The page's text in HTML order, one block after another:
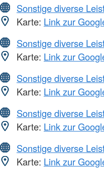
Sonstige diverse
Karte: Link zur
Sonstige diverse
Karte: Link zur
Sonstige diverse
Karte: Link zur
Sonstige diverse
Karte: Link zur
Sonstige diverse
Karte: Link zur